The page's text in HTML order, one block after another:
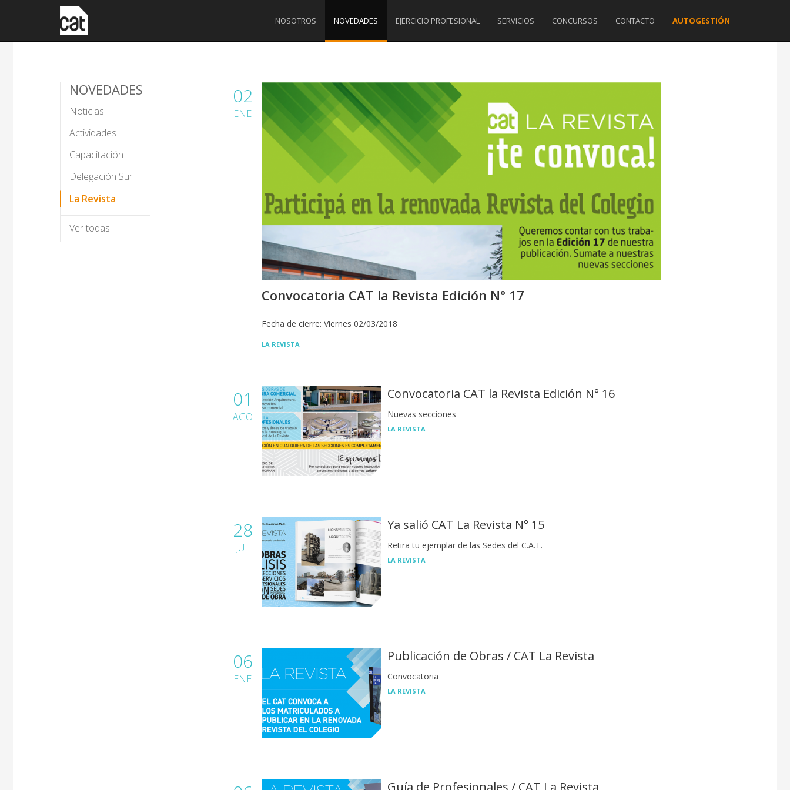
NOSOTROS NOVEDADES EJERCICIO PROFESIONAL SERVICIOS CONCURSOS CONTACTO AUTOGESTIÓN
NOVEDADES
Noticias
Actividades
Capacitación
Delegación Sur
La Revista
Ver todas
02
ENE
Convocatoria CAT la Revista Edición N° 17
Fecha de cierre: Viernes 02/03/2018
LA REVISTA
01
AGO
Convocatoria CAT la Revista Edición N° 16
Nuevas secciones
LA REVISTA
28
JUL
Ya salió CAT La Revista N° 15
Retira tu ejemplar de las Sedes del C.A.T.
LA REVISTA
06
ENE
Publicación de Obras / CAT La Revista
Convocatoria
LA REVISTA
Guía de Profesionales / CAT La Revista